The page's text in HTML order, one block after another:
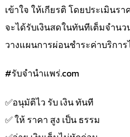
เข้าใจ ให้เกียรติ โดยประเมินร
จะได้รับเงินสดในทันทีเต็มจำน
วางแผนการผ่อนชำระค่าบริกา
#รับจํานําแพร่.com
✅️อนุมัติไว รับ เงิน ทันที
✅️ ให้ ราคา สูง เป็น ธรรม